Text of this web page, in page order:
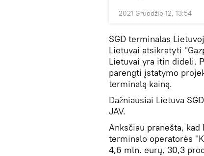
2021 Gruodžio 12, 13:54
SGD terminalas
Lietuvai atsikratyti
Lietuvai yra itin dideli.
parengti įstatymo
terminalą kainą.
Dažniausiai Lietuva
JAV.
Anksčiau pranešta,
terminalo operatorės
4,6 mln. eurų, 30,3